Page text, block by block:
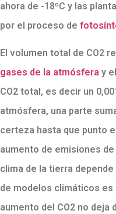
ahora de -18ºC y las
por el proceso de
El volumen total de CO2
gases de la atmósfera y
CO2 total, es decir un
atmósfera, una parte
certeza hasta que punto
aumento de emisiones de
clima de la tierra
de modelos climáticos es
aumento del CO2 no deja